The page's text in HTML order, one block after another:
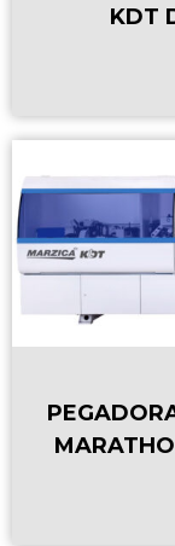
KDT